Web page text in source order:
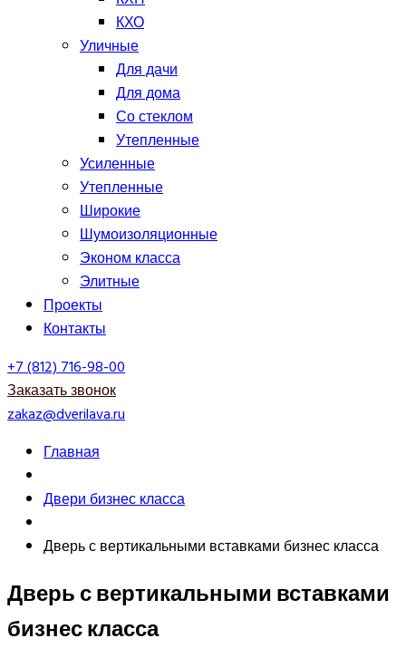
КХО
Уличные
Для дачи
Для дома
Со стеклом
Утепленные
Усиленные
Утепленные
Широкие
Шумоизоляционные
Эконом класса
Элитные
Проекты
Контакты
+7 (812) 716-98-00
Заказать звонок
zakaz@dverilava.ru
Главная
Двери бизнес класса
Дверь с вертикальными вставками бизнес класса
Дверь с вертикальными вставками
бизнес класса